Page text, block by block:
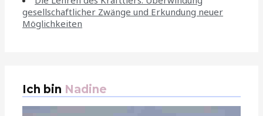
gesellschaftlicher Zwänge und Erkundung neuer
Möglichkeiten
Ich bin Nadine